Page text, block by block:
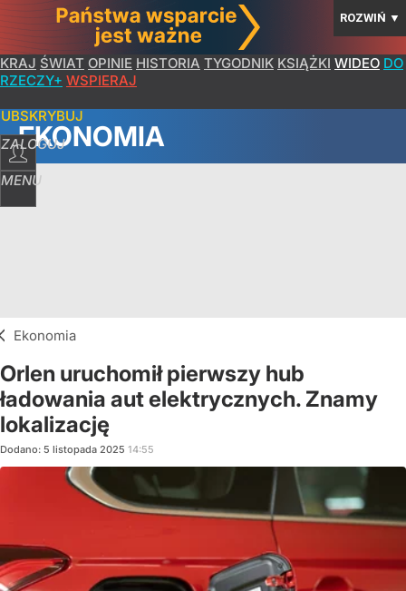
ROZWIŃ ▼
KRAJ ŚWIAT OPINIE HISTORIA TYGODNIK KSIĄŻKI WIDEO DO
RZECZY+ WSPIERAJ
ZALOGUJ
MENU
EKONOMIA
Ekonomia
Orlen uruchomił pierwszy hub
ładowania aut elektrycznych. Znamy
lokalizację
Dodano: 5 listopada 2025 14:55